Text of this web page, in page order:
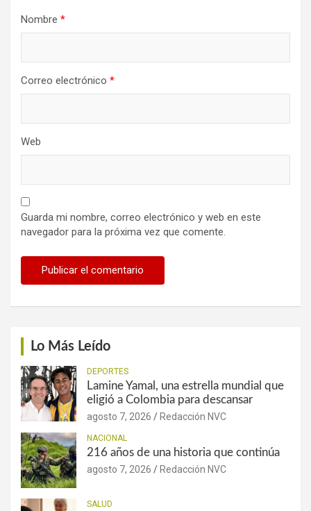
Nombre *
Correo electrónico *
Web
Guarda mi nombre, correo electrónico y web en este
navegador para la próxima vez que comente.
Lo Más Leído
DEPORTES
Lamine Yamal, una estrella mundial que
eligió a Colombia para descansar
agosto 7, 2026 Redacción NVC
NACIONAL
216 años de una historia que continúa
agosto 7, 2026 Redacción NVC
SALUD